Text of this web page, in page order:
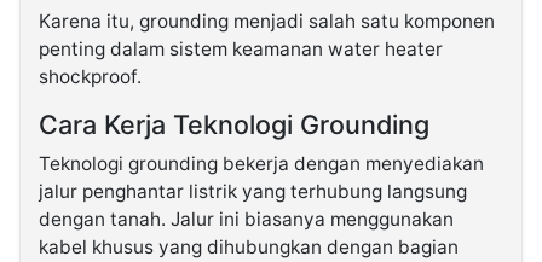
Karena itu, grounding menjadi salah satu komponen
penting dalam sistem keamanan water heater
shockproof.
Cara Kerja Teknologi Grounding
Teknologi grounding bekerja dengan menyediakan
jalur penghantar listrik yang terhubung langsung
dengan tanah. Jalur ini biasanya menggunakan
kabel khusus yang dihubungkan dengan bagian